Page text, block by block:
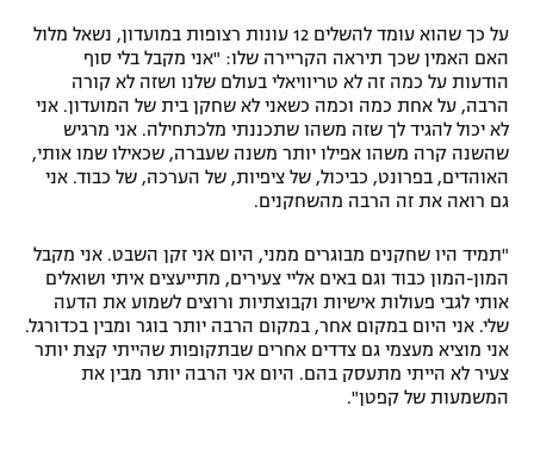
על כך שהוא עומד להשלים 12 עונות רצופות במועדון, נשאל מלול
האם האמין שכך תיראה הקריירה שלו: "אני מקבל בלי סוף
הודעות על כמה זה לא טריוויאלי בעולם שלנו ושזה לא קורה
הרבה, על אחת כמה וכמה כשאני לא שחקן בית של המועדון. אני
לא יכול להגיד לך שזה משהו שתכננתי מלכתחילה. אני מרגיש
שהשנה קרה משהו אפילו יותר משנה שעברה, שכאילו שמו אותי,
האוהדים, בפרונט, כביכול, של ציפיות, של הערכה, של כבוד. אני
גם רואה את זה הרבה מהשחקנים.
"תמיד היו שחקנים מבוגרים ממני, היום אני זקן השבט. אני מקבל
המון-המון כבוד וגם באים אליי צעירים, מתייעצים איתי ושואלים
אותי לגבי פעולות אישיות וקבוצתיות ורוצים לשמוע את הדעה
שלי. אני היום במקום אחר, במקום הרבה יותר בוגר ומבין בכדורגל.
אני מוציא מעצמי גם צדדים אחרים שבתקופות שהייתי קצת יותר
צעיר לא הייתי מתעסק בהם. היום אני הרבה יותר מבין את
המשמעות של קפטן".